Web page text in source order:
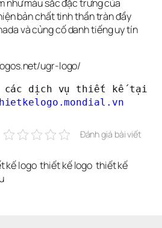
như màu sắc đặc trưng của
bản chất tinh thần tràn đầy
và củng cố danh tiếng uy tín
ugr-logo/
các dịch vụ thiết kế tại
Đánh giá bài viết
kế logo thiết kế logo thiết kế